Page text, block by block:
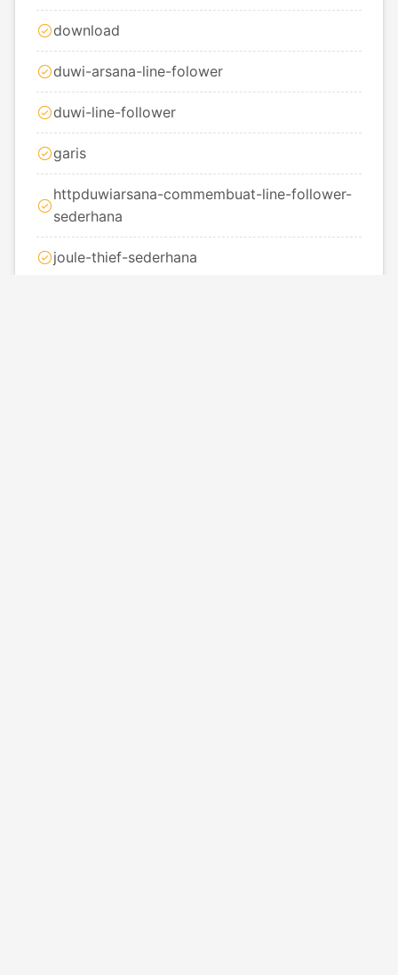
download
duwi-arsana-line-folower
duwi-line-follower
garis
httpduwiarsana-commembuat-line-follower-
sederhana
joule-thief-sederhana